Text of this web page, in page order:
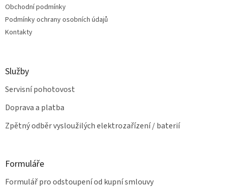
Obchodní podmínky
Podmínky ochrany osobních údajů
Kontakty
Služby
Servisní pohotovost
Doprava a platba
Zpětný odběr vysloužilých elektrozařízení / baterií
Formuláře
Formulář pro odstoupení od kupní smlouvy